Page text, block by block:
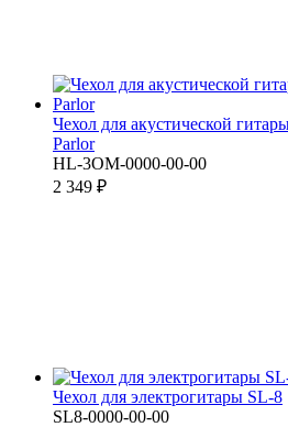
Чехол для акустической
Parlor
HL-3OM-0000-00-00
2 349 ₽
Чехол для электрогитары SL-8
SL8-0000-00-00